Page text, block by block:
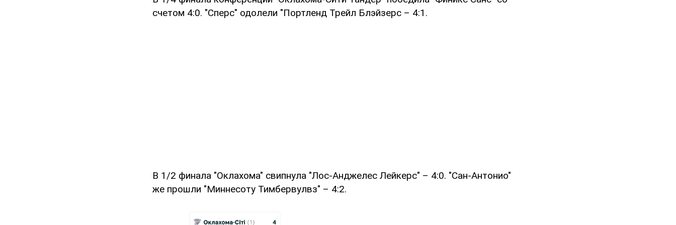
счетом 4:0. "Сперс" одолели "Портленд Трейл Блэйзерс – 4:1.
В 1/2 финала "Оклахома" свипнула "Лос-Анджелес Лейкерс" – 4:0. "Сан-Антонио"
же прошли "Миннесоту Тимбервулвз" – 4:2.